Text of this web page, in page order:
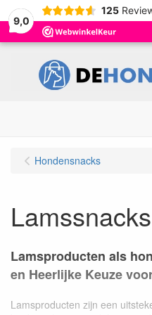
9,0
125
Hondensnacks
Lamssnacks
Lamsproducten als
en Heerlijke Keuze
Lamsproducten zijn een